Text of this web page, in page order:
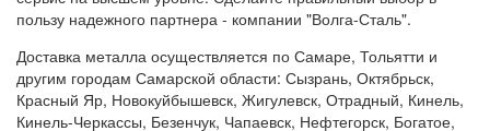
пользу надежного партнера - компании "Волга-Сталь".
Доставка металла осуществляется по Самаре, Тольятти и
другим городам Самарской области: Сызрань, Октябрьск,
Красный Яр, Новокуйбышевск, Жигулевск, Отрадный, Кинель,
Кинель-Черкассы, Безенчук, Чапаевск, Нефтегорск, Богатое,